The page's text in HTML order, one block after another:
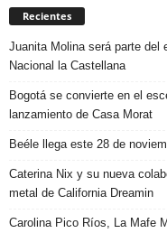
Recientes
Juanita Molina será parte del
Nacional la Castellana
Bogotá se convierte en el
lanzamiento de Casa Morat
Beéle llega este 28 de
Caterina Nix y su nueva
metal de California Dreamin
Carolina Pico Ríos, La Mafe